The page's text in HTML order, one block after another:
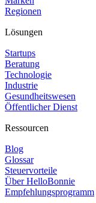
Regionen
Lösungen
Startups
Beratung
Technologie
Industrie
Gesundheitswesen
Öffentlicher Dienst
Ressourcen
Blog
Glossar
Steuervorteile
Über HelloBonnie
Empfehlungsprogramm